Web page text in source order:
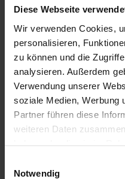
Diese Webseite
Wir verwenden Cookies,
personalisieren,
zu können und die
analysieren. Außerdem
Verwendung unserer
soziale Medien, Werbung
Partner führen diese
weiteren Daten
Notwendig
Weitere
Das könnte Sie